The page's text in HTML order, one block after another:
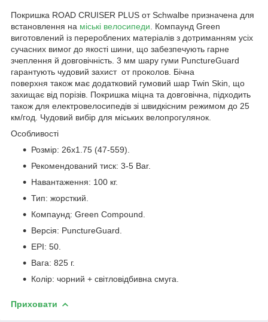
Покришка ROAD CRUISER PLUS от Schwalbe призначена для
встановлення на міські велосипеди . Компаунд Green
виготовлений із перероблених матеріалів з дотриманням усіх
сучасних вимог до якості шини, що забезпечують гарне
зчеплення й довговічність. 3 мм шару гуми PunctureGuard
гарантують чудовий захист от проколов. Бічна
поверхня також має додатковий гумовий шар Twin Skin, що
захищає від порізів. Покришка міцна та довговічна, підходить
також для електровелосипедів зі швидкісним режимом до 25
км/год. Чудовий вибір для міських велопрогулянок.
Особливості
Розмір: 26x1.75 (47-559).
Рекомендований тиск: 3-5 Bar.
Навантаження: 100 кг.
Тип: жорсткий.
Компаунд: Green Compound.
Версія: PunctureGuard.
EPI: 50.
Вага: 825 г.
Колір: чорний + світловідбивна смуга.
Приховати